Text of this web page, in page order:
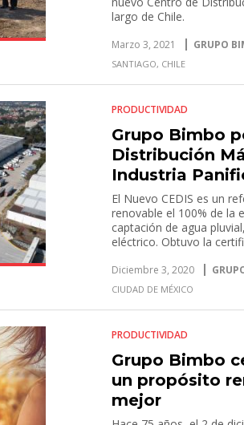
largo de Chile.
Marzo 3, 2021 GRUPO
SANTIAGO, CHILE
PRODUCTIVIDAD
Grupo Bimbo
Distribución
Industria
El Nuevo CEDIS es un
renovable el 100% de la
captación de agua
eléctrico. Obtuvo la
Diciembre 3, 2020
CIUDAD DE MÉXICO
PRODUCTIVIDAD
Grupo Bimbo
un propósito
mejor